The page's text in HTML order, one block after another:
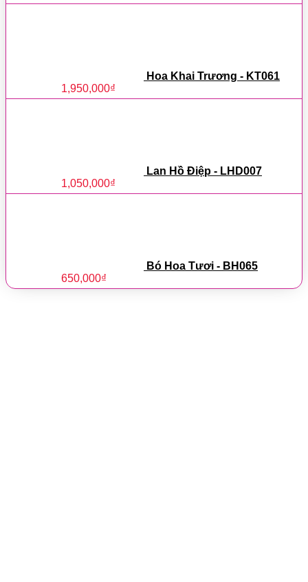
Hoa Khai Trương - KT061
1,950,000₫
Lan Hồ Điệp - LHD007
1,050,000₫
Bó Hoa Tươi - BH065
650,000₫